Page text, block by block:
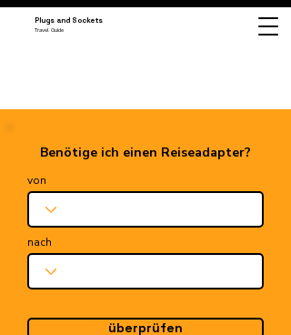
Plugs and Sockets
Travel Guide
Benötige ich einen Reiseadapter?
von
nach
überprüfen